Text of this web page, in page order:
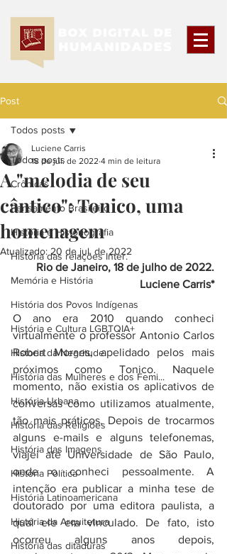
Post
Todos posts
Crônicas
Pensamento Brasileiro
História e Historiografia
História das relações Inter.
Memória e História
História dos Povos Indígenas
História e Cultura LGBTQIA+
Historia da Negritude
História das Mulheres e dos Femi...
História Urbana
História das Religiões
História das Imagens
História Política
História Latinoamericana
História da Arquitetura
História das ditaduras
Todos posts
A "melodia de seu
cântico": Tonico, uma
homenagem
Luciene Carris
18 de jul. de 2022 4 min de leitura
Atualizado: 20 de jul. de 2022
Rio de Janeiro, 18 de julho de 2022.
Luciene Carris*
O ano era 2010 quando conheci
virtualmente o professor Antonio Carlos
Robert Moraes, apelidado pelos mais
próximos como Tonico. Naquele
momento, não existia os aplicativos de
conversas como utilizamos atualmente,
tão mais práticos. Depois de trocarmos
alguns e-mails e alguns telefonemas,
viajei até Universidade de São Paulo,
onde o conheci pessoalmente. A
intenção era publicar a minha tese de
doutorado por uma editora paulista, a
qual ele era vinculado. De fato, isto
ocorreu alguns anos depois,